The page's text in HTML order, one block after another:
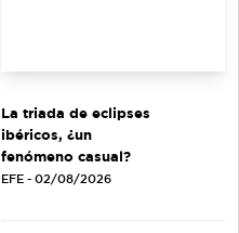
La triada de eclipses
ibéricos, ¿un
fenómeno casual?
EFE - 02/08/2026